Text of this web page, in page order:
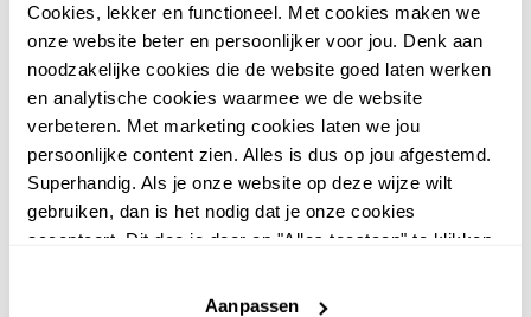
Cookies, lekker en functioneel. Met cookies maken we
onze website beter en persoonlijker voor jou. Denk aan
noodzakelijke cookies die de website goed laten werken
en analytische cookies waarmee we de website
verbeteren. Met marketing cookies laten we jou
persoonlijke content zien. Alles is dus op jou afgestemd.
Superhandig. Als je onze website op deze wijze wilt
gebruiken, dan is het nodig dat je onze cookies
accepteert. Dit doe je door op "Alles toestaan" te klikken.
website niet optimaal functioneert.
Aanpassen